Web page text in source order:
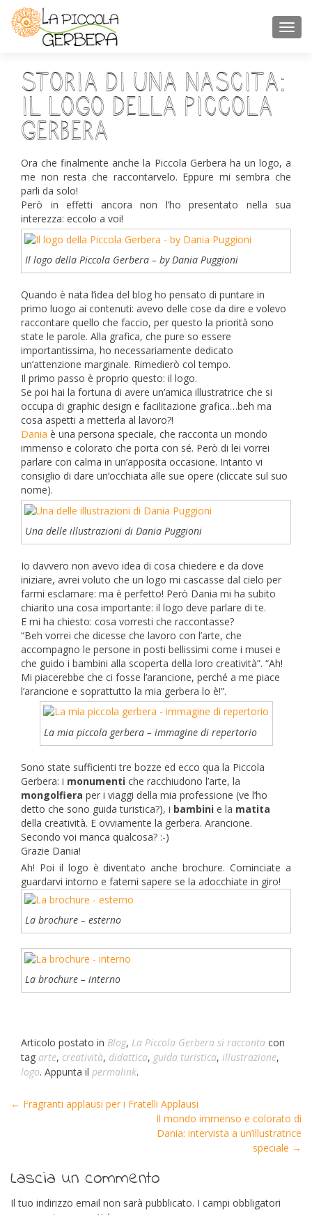
Storia di una nascita:
il logo della Piccola
Gerbera
Ora che finalmente anche la Piccola Gerbera ha un logo, a
me non resta che raccontarvelo. Eppure mi sembra che
parli da solo!
Però in effetti ancora non l’ho presentato nella sua
interezza: eccolo a voi!
Il logo della Piccola Gerbera – by Dania Puggioni
Quando è nata l’idea del blog ho pensato di puntare in
primo luogo ai contenuti: avevo delle cose da dire e volevo
raccontare quello che faccio, per questo la priorità sono
state le parole. Alla grafica, che pure so essere
importantissima, ho necessariamente dedicato
un’attenzione marginale. Rimedierò col tempo.
Il primo passo è proprio questo: il logo.
Se poi hai la fortuna di avere un’amica illustratrice che si
occupa di graphic design e facilitazione grafica…beh ma
cosa aspetti a metterla al lavoro?!
Dania è una persona speciale, che racconta un mondo
immenso e colorato che porta con sé. Però di lei vorrei
parlare con calma in un’apposita occasione. Intanto vi
consiglio di dare un’occhiata alle sue opere (cliccate sul suo
nome).
Una delle illustrazioni di Dania Puggioni
Io davvero non avevo idea di cosa chiedere e da dove
iniziare, avrei voluto che un logo mi cascasse dal cielo per
farmi esclamare: ma è perfetto! Però Dania mi ha subito
chiarito una cosa importante: il logo deve parlare di te.
E mi ha chiesto: cosa vorresti che raccontasse?
“Beh vorrei che dicesse che lavoro con l’arte, che
accompagno le persone in posti bellissimi come i musei e
che guido i bambini alla scoperta della loro creatività”. “Ah!
Mi piacerebbe che ci fosse l’arancione, perché a me piace
l’arancione e soprattutto la mia gerbera lo è!”.
La mia piccola gerbera – immagine di repertorio
Sono state sufficienti tre bozze ed ecco qua la Piccola
Gerbera: i monumenti che racchiudono l’arte, la
mongolfiera per i viaggi della mia professione (ve l’ho
detto che sono guida turistica?), i bambini e la matita
della creatività. E ovviamente la gerbera. Arancione.
Secondo voi manca qualcosa? :-)
Grazie Dania!
Ah! Poi il logo è diventato anche brochure. Cominciate a
guardarvi intorno e fatemi sapere se la adocchiate in giro!
La brochure – esterno
La brochure – interno
Articolo postato in Blog, La Piccola Gerbera si racconta con
tag arte, creatività, didattica, guida turistica, illustrazione,
logo. Appunta il permalink.
Post navigation
← Fragranti applausi per i Fratelli Applausi
Il mondo immenso e colorato di
Dania: intervista a un’illustratrice
speciale →
Lascia un commento
Il tuo indirizzo email non sarà pubblicato. I campi obbligatori